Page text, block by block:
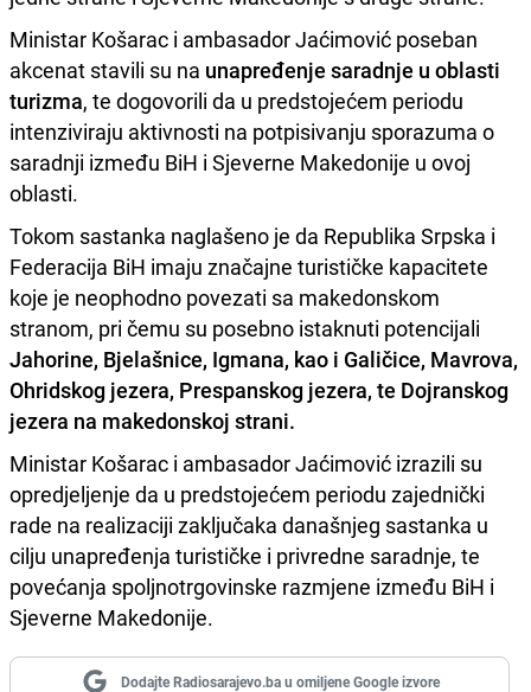
Ministar Košarac i ambasador Jaćimović poseban
akcenat stavili su na unapređenje saradnje u oblasti
turizma, te dogovorili da u predstojećem periodu
intenziviraju aktivnosti na potpisivanju sporazuma o
saradnji između BiH i Sjeverne Makedonije u ovoj
oblasti.
Tokom sastanka naglašeno je da Republika Srpska i
Federacija BiH imaju značajne turističke kapacitete
koje je neophodno povezati sa makedonskom
stranom, pri čemu su posebno istaknuti potencijali
Jahorine, Bjelašnice, Igmana, kao i Galičice, Mavrova,
Ohridskog jezera, Prespanskog jezera, te Dojranskog
jezera na makedonskoj strani.
Ministar Košarac i ambasador Jaćimović izrazili su
opredjeljenje da u predstojećem periodu zajednički
rade na realizaciji zaključaka današnjeg sastanka u
cilju unapređenja turističke i privredne saradnje, te
povećanja spoljnotrgovinske razmjene između BiH i
Sjeverne Makedonije.
Dodajte Radiosarajevo.ba u omiljene Google izvore